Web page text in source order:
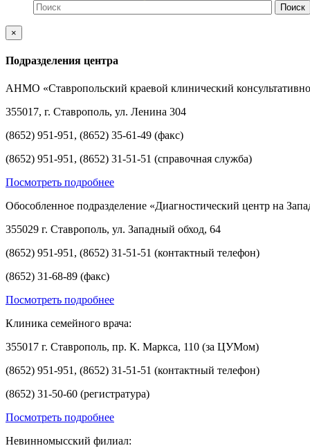
×
Подразделения центра
АНМО «Ставропольский краевой клинический
355017, г. Ставрополь, ул. Ленина 304
(8652) 951-951, (8652) 35-61-49 (факс)
(8652) 951-951, (8652) 31-51-51 (справочная служба)
Посмотреть подробнее
Обособленное подразделение «Диагностический центр на
355029 г. Ставрополь, ул. Западный обход, 64
(8652) 951-951, (8652) 31-51-51 (контактный телефон)
(8652) 31-68-89 (факс)
Посмотреть подробнее
Клиника семейного врача:
355017 г. Ставрополь, пр. К. Маркса, 110 (за ЦУМом)
(8652) 951-951, (8652) 31-51-51 (контактный телефон)
(8652) 31-50-60 (регистратура)
Посмотреть подробнее
Невинномысский филиал: